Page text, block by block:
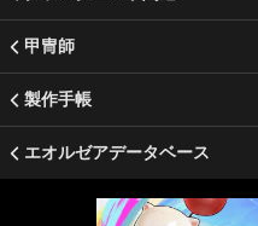
甲冑師
製作手帳
エオルゼアデータベース